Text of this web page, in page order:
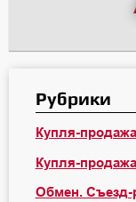
Рубрики
Купля-
Купля-
Обмен. Съезд-